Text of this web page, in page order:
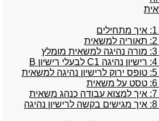
כתבת מידע 8: איך מגישים בקשה לרישיון נהיגה